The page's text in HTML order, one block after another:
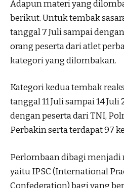
Adapun materi yang
berikut. Untuk tembak
tanggal 7 Juli sampai
orang peserta dari atlet
kategori yang dilombakan.
Kategori kedua tembak
tanggal 11 Juli sampai 14
dengan peserta dari TNI,
Perbakin serta terdapat 97
Perlombaan dibagi
yaitu IPSC (International
Confederation) bagi yang